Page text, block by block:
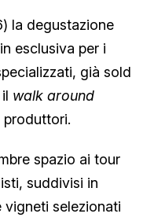
la degustazione
esclusiva per i
già sold
walk around
produttori.
spazio ai tour
suddivisi in
vigneti selezionati